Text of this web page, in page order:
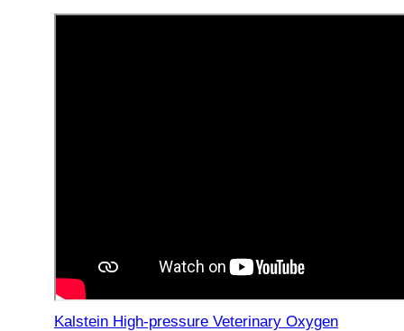
Kalstein High-pressure Veterinary Oxygen